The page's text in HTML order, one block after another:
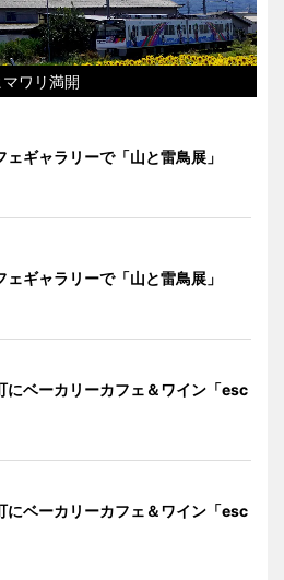
ワリ満開
ェギャラリーで「山と雷鳥展」
ェギャラリーで「山と雷鳥展」
にベーカリーカフェ＆ワイン「esc
にベーカリーカフェ＆ワイン「esc